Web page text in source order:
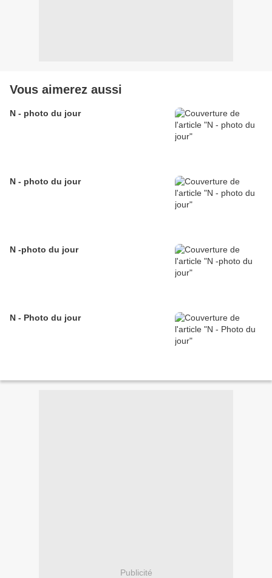
Vous aimerez aussi
N - photo du jour
N - photo du jour
N -photo du jour
N - Photo du jour
Publicité